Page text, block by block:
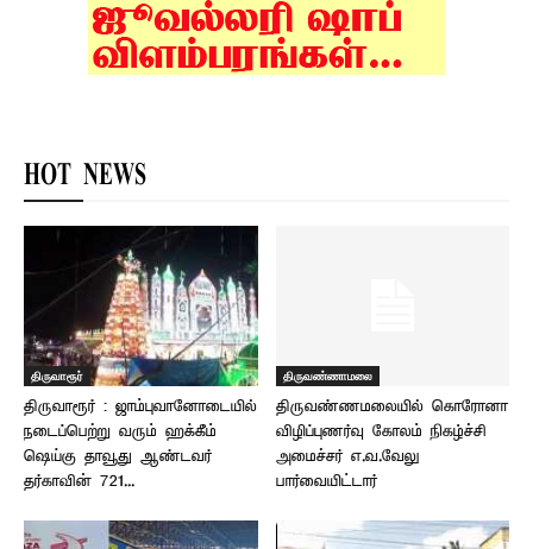
HOT NEWS
திருவாரூர்
திருவாரூர் : ஜாம்புவானோடையில்
நடைப்பெற்று வரும் ஹக்கீம்
ஷெய்கு தாவூது ஆண்டவர்
தர்காவின் 721...
திருவண்ணாமலை
திருவண்ணமலையில் கொரோனா
விழிப்புணர்வு கோலம் நிகழ்ச்சி –
அமைச்சர் எ.வ.வேலு
பார்வையிட்டார்